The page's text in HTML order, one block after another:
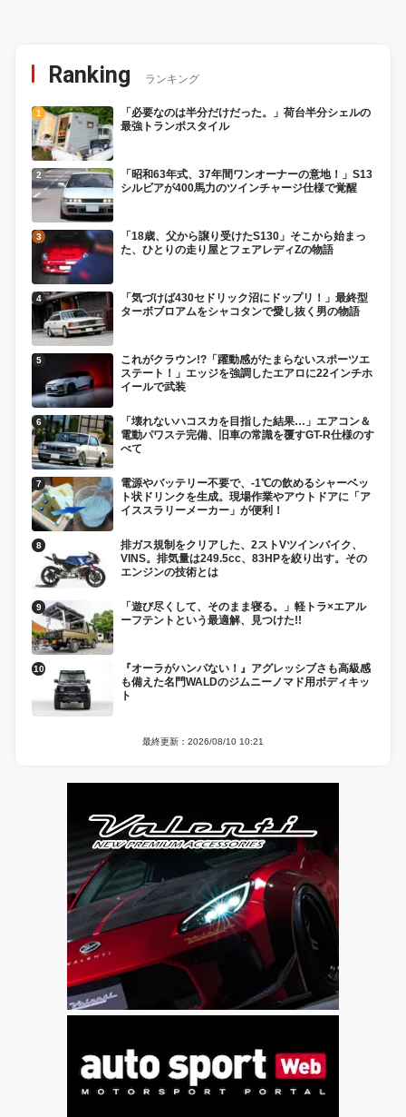
Ranking ランキング
「必要なのは半分だけだった。」荷台半分シェルの
最強トランポスタイル
「昭和63年式、37年間ワンオーナーの意地！」S13
シルビアが400馬力のツインチャージ仕様で覚醒
「18歳、父から譲り受けたS130」そこから始まっ
た、ひとりの走り屋とフェアレディZの物語
「気づけば430セドリック沼にドップリ！」最終型
ターボブロアムをシャコタンで愛し抜く男の物語
これがクラウン!?「躍動感がたまらないスポーツエ
ステート！」エッジを強調したエアロに22インチホ
イールで武装
「壊れないハコスカを目指した結果…」エアコン＆
電動パワステ完備、旧車の常識を覆すGT-R仕様のす
べて
電源やバッテリー不要で、-1℃の飲めるシャーベッ
ト状ドリンクを生成。現場作業やアウトドアに「ア
イススラリーメーカー」が便利！
排ガス規制をクリアした、2ストVツインバイク、
VINS。排気量は249.5cc、83HPを絞り出す。その
エンジンの技術とは
「遊び尽くして、そのまま寝る。」軽トラ×エアル
ーフテントという最適解、見つけた!!
『オーラがハンパない！』アグレッシブさも高級感
も備えた名門WALDのジムニーノマド用ボディキッ
ト
最終更新：2026/08/10 10:21